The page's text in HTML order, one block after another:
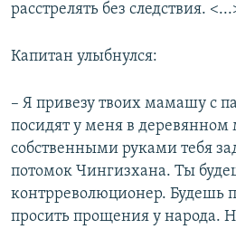
расстрелять без следствия.
Капитан улыбнулся:
– Я привезу твоих мамашу с
посидят у меня в деревянном
собственными руками тебя
потомок Чингизхана. Ты
контрреволюционер. Будешь
просить прощения у народа.